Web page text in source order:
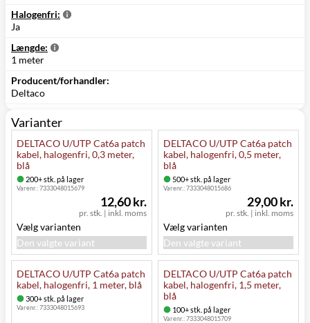
Halogenfri:
Ja
Længde:
1 meter
Producent/forhandler:
Deltaco
Varianter
DELTACO U/UTP Cat6a patch
kabel, halogenfri, 0,3 meter,
blå
200+ stk. på lager
Varenr.:7333048015679
pr. stk. | inkl. moms
12,60 kr.
Vælg varianten
Den valgte variant
DELTACO U/UTP Cat6a patch
kabel, halogenfri, 0,5 meter,
blå
500+ stk. på lager
Varenr.:7333048015686
pr. stk. | inkl. moms
29,00 kr.
Vælg varianten
Den valgte variant
DELTACO U/UTP Cat6a patch
kabel, halogenfri, 1 meter, blå
300+ stk. på lager
Varenr.:7333048015693
DELTACO U/UTP Cat6a patch
kabel, halogenfri, 1,5 meter,
blå
100+ stk. på lager
Varenr.:7333048015709